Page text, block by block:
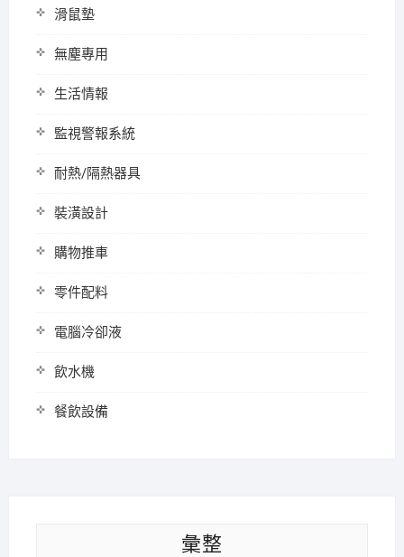
滑鼠墊
無塵專用
生活情報
監視警報系統
耐熱/隔熱器具
裝潢設計
購物推車
零件配料
電腦冷卻液
飲水機
餐飲設備
彙整